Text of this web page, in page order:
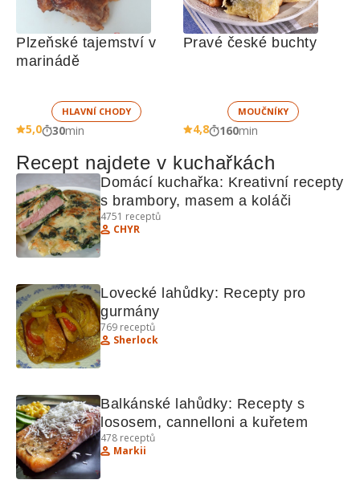
Plzeňské tajemství v
marinádě
HLAVNÍ CHODY
5,0 30min
Pravé české buchty
MOUČNÍKY
4,8 160min
Recept najdete v kuchařkách
Domácí kuchařka: Kreativní recepty
s brambory, masem a koláči
4751 receptů
CHYR
Lovecké lahůdky: Recepty pro
gurmány
769 receptů
Sherlock
Balkánské lahůdky: Recepty s
lososem, cannelloni a kuřetem
478 receptů
Markii